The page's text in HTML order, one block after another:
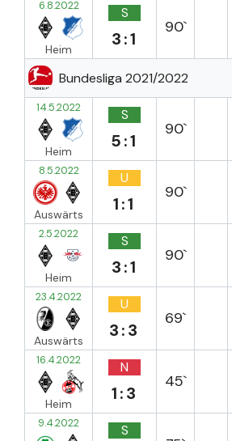
6.8.2022
Heim
S
3:1
90`
Bundesliga 2021/2022
14.5.2022
Heim
S
5:1
90`
8.5.2022
Auswärts
U
1:1
90`
2.5.2022
Heim
S
3:1
90`
23.4.2022
Auswärts
U
3:3
69`
16.4.2022
Heim
N
1:3
45`
9.4.2022 S